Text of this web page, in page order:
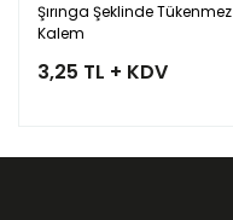
Şırınga Şeklinde Tükenmez
Kalem
3,25 TL + KDV